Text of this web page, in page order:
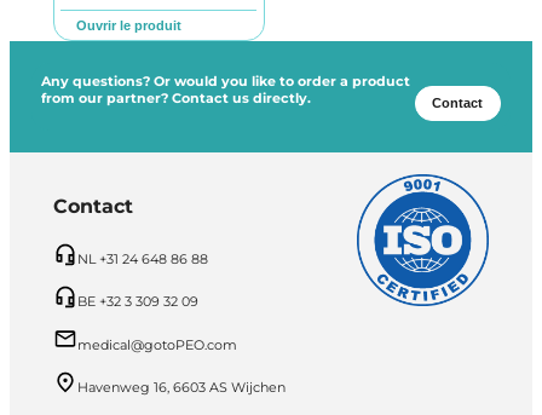
Ouvrir le produit
Any questions? Or would you like to order a product
from our partner? Contact us directly.
Contact
Contact
NL +31 24 648 86 88
BE +32 3 309 32 09
medical@gotoPEO.com
Havenweg 16, 6603 AS Wijchen